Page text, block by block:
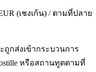
(เชงเก้น) / ตามที่ปลาย
ถูกส่งเข้ากระบวนการ
หรือสถานทูตตามที่